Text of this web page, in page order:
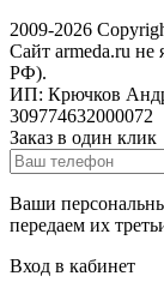
2009-2026
Сайт armeda.ru не
РФ).
ИП: Крючков
309774632000072
Заказ в один клик
Ваши
передаем их
Вход в кабинет